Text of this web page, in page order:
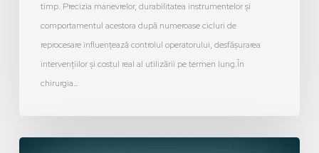
timp. Precizia manevrelor, durabilitatea instrumentelor și
comportamentul acestora după numeroase cicluri de
reprocesare influențează controlul operatorului, desfășurarea
intervențiilor și costul real al utilizării pe termen lung.În
chirurgia…